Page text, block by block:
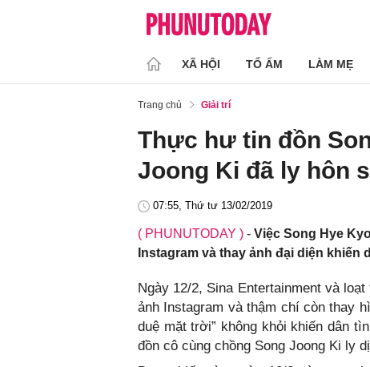
XÃ HỘI TỔ ẤM LÀM MẸ
Trang chủ Giải trí
Thực hư tin đồn
Joong Ki đã ly hôn
07:55, Thứ tư 13/02/2019
( PHUNUTODAY ) - Việc Song Hye
Instagram và thay ảnh đại diện khiến
Ngày 12/2, Sina Entertainment và
ảnh Instagram và thậm chí còn thay
duệ mặt trời” không khỏi khiến dân
đồn cô cùng chồng Song Joong Ki ly